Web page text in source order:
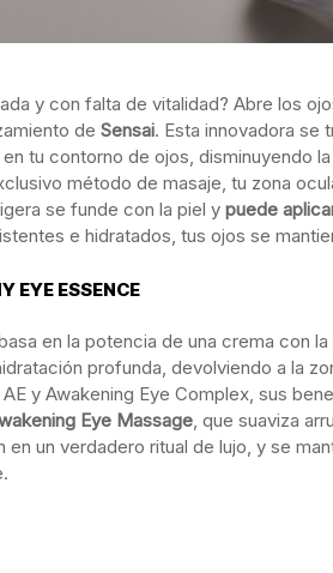
y con falta de vitalidad? Abre los
de Sensai. Esta innovadora se
tu contorno de ojos, disminuyendo
método de masaje, tu zona
se funde con la piel y puede
e hidratados, tus ojos se
EYE ESSENCE
en la potencia de una crema con
profunda, devolviendo a la
AE y Awakening Eye Complex, sus
Eye Massage, que suaviza
en un verdadero ritual de lujo, y se